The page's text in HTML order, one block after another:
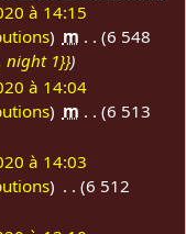
à 14:15
m
6 548
night 1}}
à 14:04
m
6 513
à 14:03
6 512